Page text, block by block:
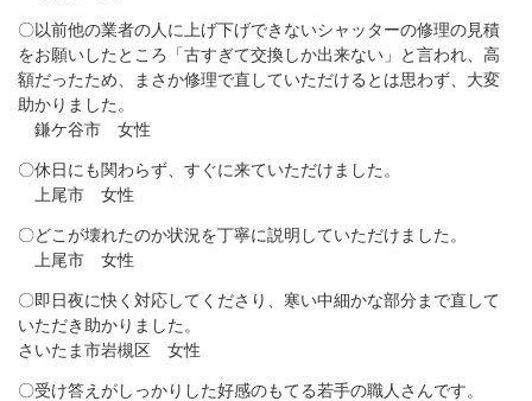
〇以前他の業者の人に上げ下げできないシャッターの修理の見積
をお願いしたところ「古すぎて交換しか出来ない」と言われ、高
額だったため、まさか修理で直していただけるとは思わず、大変
助かりました。
鎌ケ谷市 女性
〇休日にも関わらず、すぐに来ていただけました。
上尾市 女性
〇どこが壊れたのか状況を丁寧に説明していただけました。
上尾市 女性
〇即日夜に快く対応してくださり、寒い中細かな部分まで直して
いただき助かりました。
さいたま市岩槻区 女性
〇受け答えがしっかりした好感のもてる若手の職人さんです。